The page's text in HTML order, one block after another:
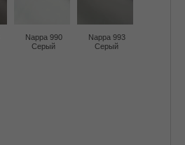
Nappa 990
Серый
Nappa 993
Серый